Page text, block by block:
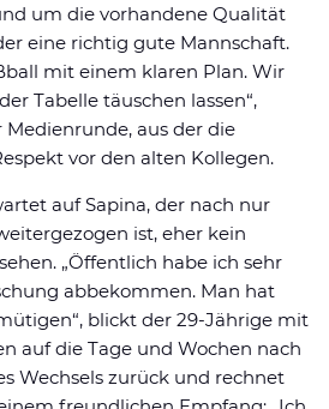
um die vorhandene Qualität
eine richtig gute Mannschaft.
mit einem klaren Plan. Wir
Tabelle täuschen lassen“,
aus der die
vor den alten Kollegen.
auf Sapina, der nach nur
ist, eher kein
„Öffentlich habe ich sehr
abbekommen. Man hat
blickt der 29-Jährige mit
auf die Tage und Wochen nach
Wechsels zurück und rechnet